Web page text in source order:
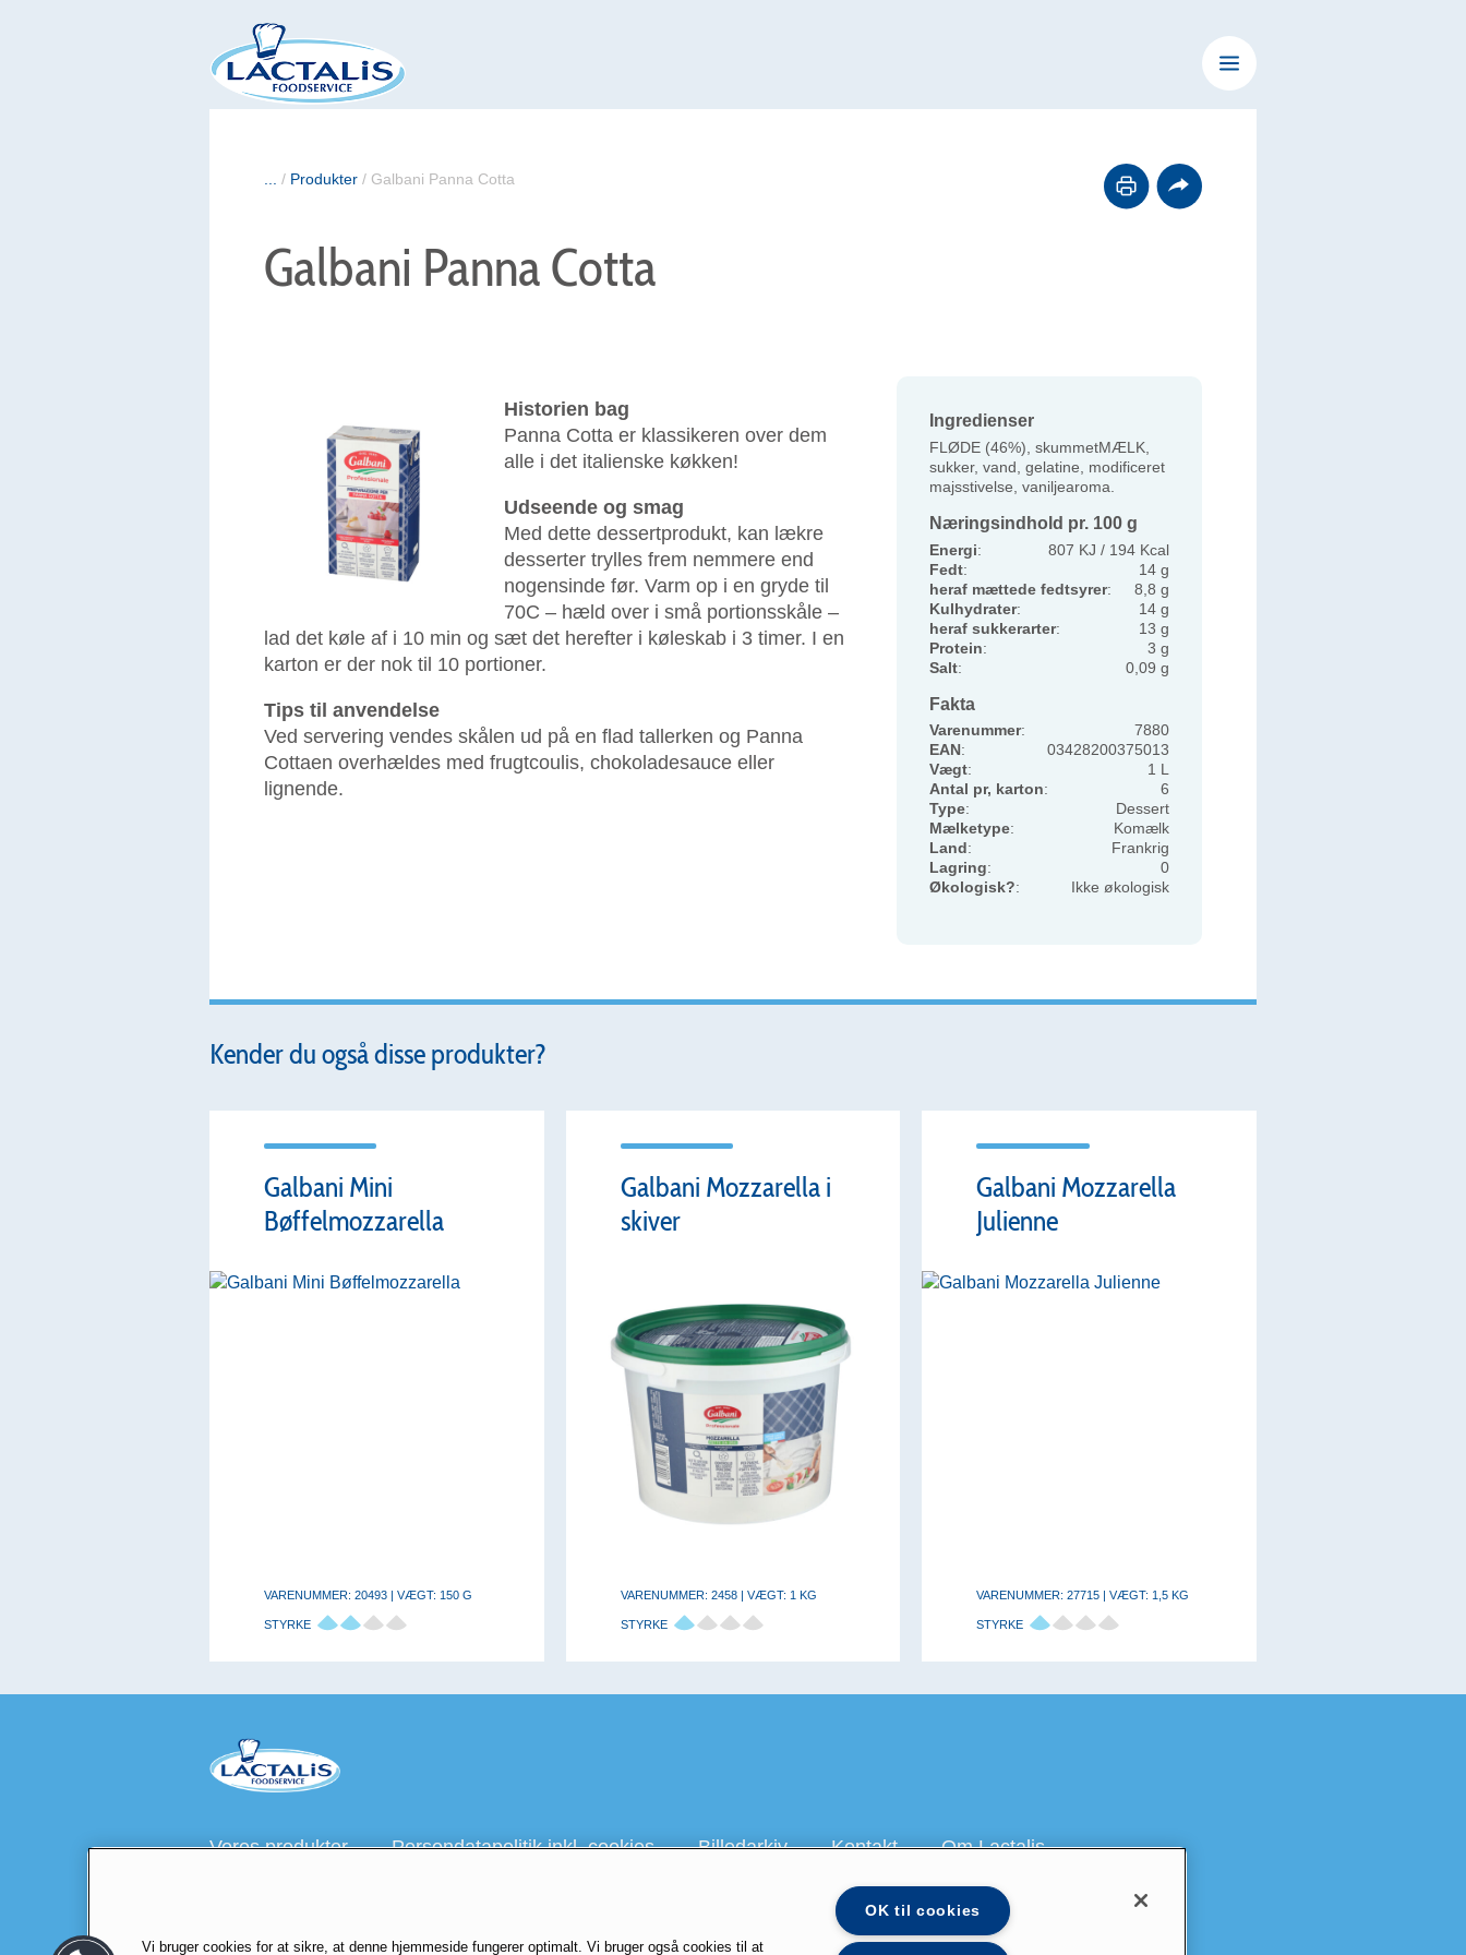
/ Produkter / Galbani Panna Cotta
Galbani Panna Cotta
Historien bag
Panna Cotta er klassikeren over dem
alle i det italienske køkken!
Udseende og smag
Med dette dessertprodukt, kan lækre
desserter trylles frem nemmere end
nogensinde før. Varm op i en gryde til
70C – hæld over i små portionsskåle –
lad det køle af i 10 min og sæt det herefter i køleskab i 3 timer. I en
karton er der nok til 10 portioner.
Tips til anvendelse
Ved servering vendes skålen ud på en flad tallerken og Panna
Cottaen overhældes med frugtcoulis, chokoladesauce eller
lignende.
Ingredienser
FLØDE (46%), skummetMÆLK,
sukker, vand, gelatine, modificeret
majsstivelse, vaniljearoma.
Næringsindhold pr. 100 g
Energi:
807 KJ / 194 Kcal
Fedt:
14 g
heraf mættede fedtsyrer:
8,8 g
Kulhydrater:
14 g
heraf sukkerarter:
13 g
Protein:
3 g
Salt: 0,09 g
Fakta
Varenummer:
7880
EAN:
03428200375013
Vægt:
1 L
Antal pr, karton:
6
Type:
Dessert
Mælketype:
Komælk
Land:
Frankrig
Lagring:
0
Økologisk?: Ikke økologisk
Kender du også disse produkter?
Galbani Mini
Bøffelmozzarella
VARENUMMER: 20493 | VÆGT: 150 G
STYRKE
Galbani Mozzarella i
skiver
VARENUMMER: 2458 | VÆGT: 1 KG
STYRKE
Galbani Mozzarella
Julienne
VARENUMMER: 27715 | VÆGT: 1,5 KG
STYRKE
Vores produkter Persondatapolitik inkl. cookies Billedarkiv Kontakt Om Lactalis
Besøg også lactalis.dk Foodservice på Youtube galbani.dk president.dk staystrong.nu Lactalis på LinkedIn
Vi bruger cookies for at sikre, at denne hjemmeside fungerer optimalt. Vi bruger også cookies til at
OK til cookies